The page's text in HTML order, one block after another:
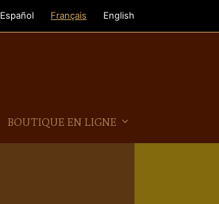
Español Français English
BOUTIQUE EN LIGNE